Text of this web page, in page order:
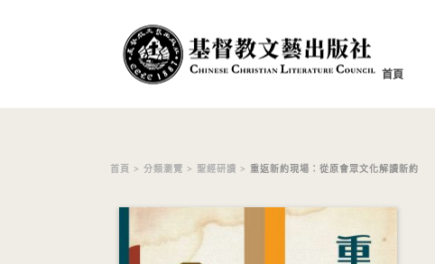
首頁
首頁 > 分類瀏覽 > 聖經研讀 > 重返新約現場：從原會眾文化解讀新約